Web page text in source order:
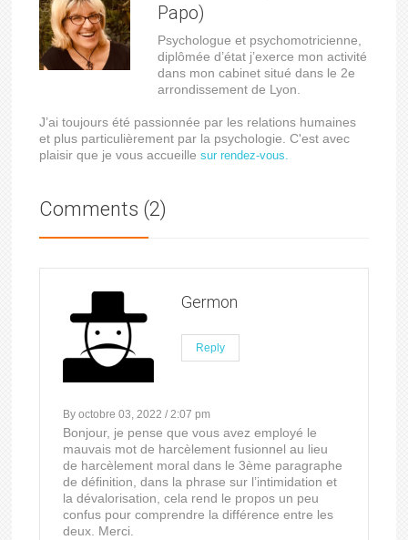
Papo)
Psychologue et psychomotricienne,
diplômée d’état j’exerce mon activité
dans mon cabinet situé dans le 2e
arrondissement de Lyon.
J’ai toujours été passionnée par les relations humaines
et plus particulièrement par la psychologie. C'est avec
plaisir que je vous accueillesur rendez-vous.
Comments (2)
Germon
Reply
By octobre 03, 2022 / 2:07 pm
Bonjour, je pense que vous avez employé le
mauvais mot de harcèlement fusionnel au lieu
de harcèlement moral dans le 3ème paragraphe
de définition, dans la phrase sur l’intimidation et
la dévalorisation, cela rend le propos un peu
confus pour comprendre la différence entre les
deux. Merci.